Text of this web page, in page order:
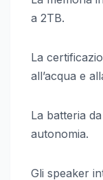
a 2TB.
La
all’acqua e
La batteria
autonomia.
Gli speaker